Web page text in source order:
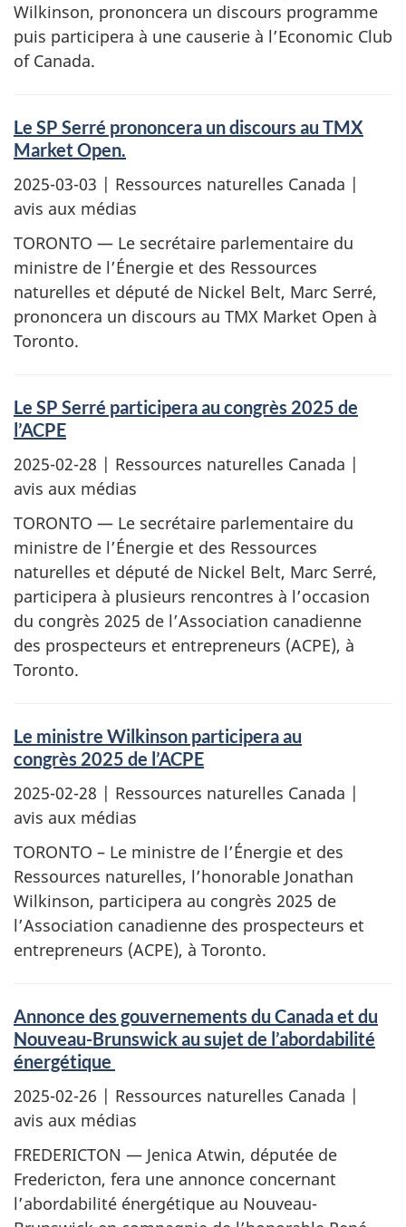
Wilkinson, prononcera un discours programme
puis participera à une causerie à l’Economic Club
of Canada.
Le SP Serré prononcera un discours au TMX
Market Open.
2025-03-03 | Ressources naturelles Canada |
avis aux médias
TORONTO — Le secrétaire parlementaire du
ministre de l’Énergie et des Ressources
naturelles et député de Nickel Belt, Marc Serré,
prononcera un discours au TMX Market Open à
Toronto.
Le SP Serré participera au congrès 2025 de
l’ACPE
2025-02-28 | Ressources naturelles Canada |
avis aux médias
TORONTO — Le secrétaire parlementaire du
ministre de l’Énergie et des Ressources
naturelles et député de Nickel Belt, Marc Serré,
participera à plusieurs rencontres à l’occasion
du congrès 2025 de l’Association canadienne
des prospecteurs et entrepreneurs (ACPE), à
Toronto.
Le ministre Wilkinson participera au
congrès 2025 de l’ACPE
2025-02-28 | Ressources naturelles Canada |
avis aux médias
TORONTO – Le ministre de l’Énergie et des
Ressources naturelles, l’honorable Jonathan
Wilkinson, participera au congrès 2025 de
l’Association canadienne des prospecteurs et
entrepreneurs (ACPE), à Toronto.
Annonce des gouvernements du Canada et du
Nouveau-Brunswick au sujet de l’abordabilité
énergétique
2025-02-26 | Ressources naturelles Canada |
avis aux médias
FREDERICTON — Jenica Atwin, députée de
Fredericton, fera une annonce concernant
l’abordabilité énergétique au Nouveau-